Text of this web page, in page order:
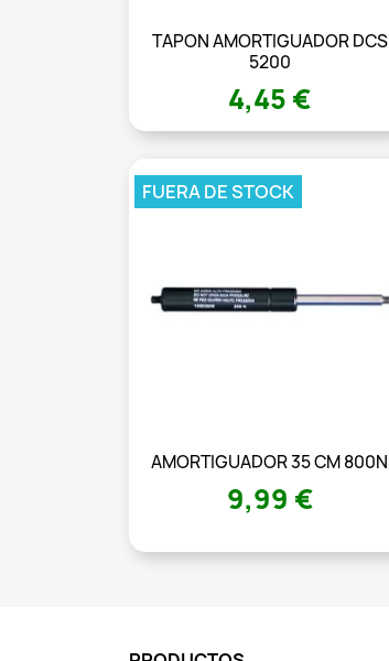
TAPON AMORTIGUADOR DCS
5200
4,45 €
AMORTIGUADOR 35 CM 800N
9,99 €
FUERA DE STOCK